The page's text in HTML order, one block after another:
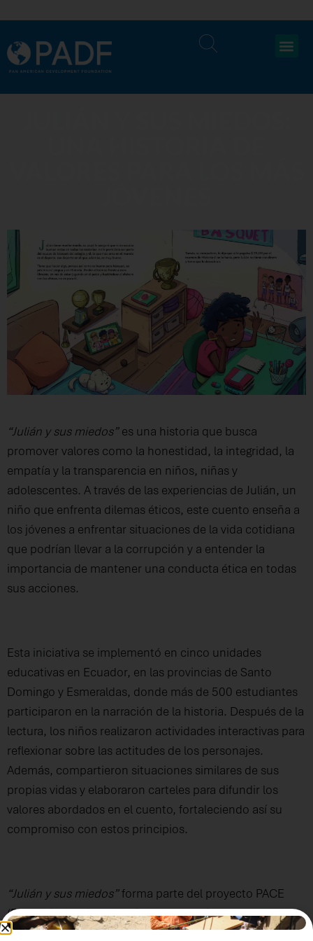
“Julián y sus miedos”es una historia que busca
promover valores como la honestidad, la integridad, la
empatía y la transparencia en niños, niñas y
adolescentes. A través de las experiencias de Julián, un
niño que enfrenta dilemas éticos, este cuento enseña a
los jóvenes a enfrentar situaciones de la vida cotidiana
que podrían llevar a la corrupción y a entender la
importancia de mantener una conducta ética en todas
sus acciones.
Esta iniciativa se implementó en cinco unidades
educativas en Ecuador, en las provincias de Santo
Domingo y Esmeraldas, donde más de 500 estudiantes
participaron en la narración de la historia. Después de la
lectura, los niños realizaron actividades interactivas para
reflexionar sobre las actitudes de los personajes.
Además, compartieron situaciones similares de sus
propias vidas y elaboraron carteles para difundir los
valores abordados en el cuento, fortaleciendo así su
compromiso con estos principios.
“Julián y sus miedos”forma parte del proyecto PACE
(Promoting Anti-Corruption Efforts), ejecutado en
Ecuador con el apoyo de USAID. Este proyecto tiene